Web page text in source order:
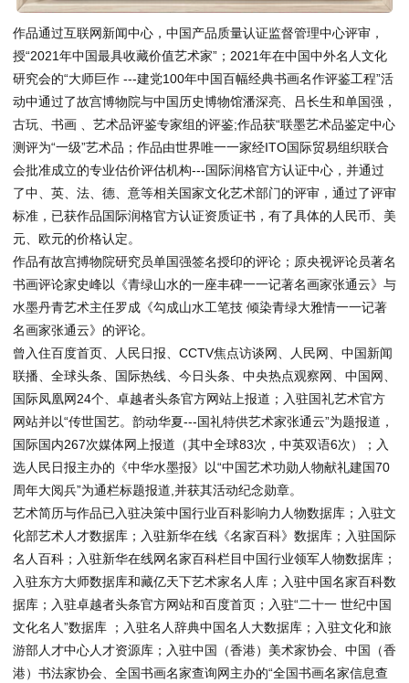
作品通过互联网新闻中心，中国产品质量认证监督管理中心评审，
授“2021年中国最具收藏价值艺术家”；2021年在中国中外名人文化
研究会的“大师巨作 ---建党100年中国百幅经典书画名作评鉴工程”活
动中通过了故宫博物院与中国历史博物馆潘深亮、吕长生和单国强，
古玩、书画 、艺术品评鉴专家组的评鉴;作品获“联墨艺术品鉴定中心
测评为“一级”艺术品；作品由世界唯一一家经ITO国际贸易组织联合
会批准成立的专业估价评估机构---国际润格官方认证中心，并通过
了中、英、法、德、意等相关国家文化艺术部门的评审，通过了评审
标准，已获作品国际润格官方认证资质证书，有了具体的人民币、美
元、欧元的价格认定。
作品有故宫搏物院研究员单国强签名授印的评论；原央视评论员著名
书画评论家史峰以《青绿山水的一座丰碑一一记著名画家张通云》与
水墨丹青艺术主任罗成《勾成山水工笔技 倾染青绿大雅情一一记著
名画家张通云》的评论。
曾入住百度首页、人民日报、CCTV焦点访谈网、人民网、中国新闻
联播、全球头条、国际热线、今日头条、中央热点观察网、中国网、
国际凤凰网24个、卓越者头条官方网站上报道；入驻国礼艺术官方
网站并以“传世国艺。韵动华夏---国礼特供艺术家张通云”为题报道，
国际国内267次媒体网上报道（其中全球83次，中英双语6次）；入
选人民日报主办的《中华水墨报》以“中国艺术功勋人物献礼建国70
周年大阅兵”为通栏标题报道,并获其活动纪念勋章。
艺术简历与作品已入驻决策中国行业百科影响力人物数据库；入驻文
化部艺术人才数据库；入驻新华在线《名家百科》数据库；入驻国际
名人百科；入驻新华在线网名家百科栏目中国行业领军人物数据库；
入驻东方大师数据库和藏亿天下艺术家名人库；入驻中国名家百科数
据库；入驻卓越者头条官方网站和百度首页；入驻“二十一 世纪中国
文化名人”数据库 ；入驻名人辞典中国名人大数据库；入驻文化和旅
游部人才中心人才资源库；入驻中国（香港）美术家协会、中国（香
港）书法家协会、全国书画名家查询网主办的“全国书画名家信息查